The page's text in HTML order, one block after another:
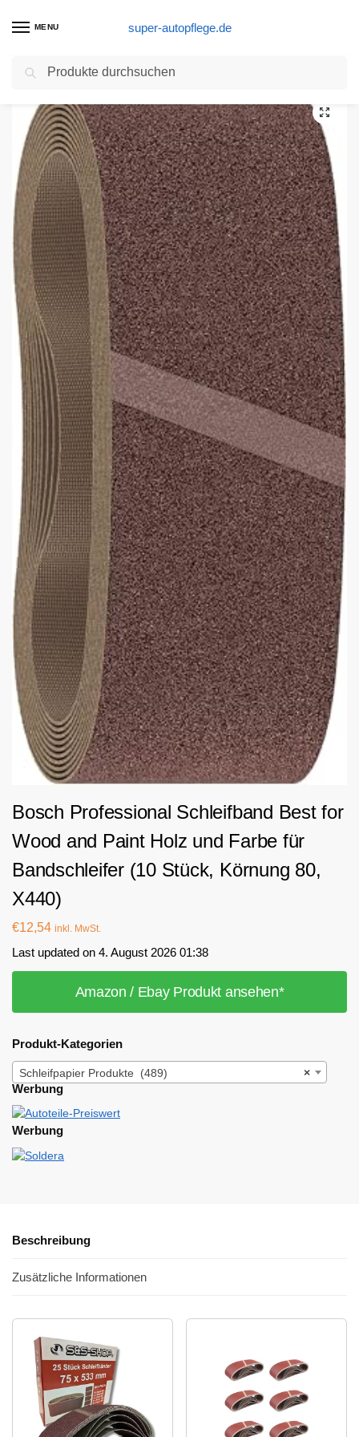
MENU super-autopflege.de
Start Schleifpapier Produkte / Bosch Professional Schleifband Best for Wood and Paint Holz und Farbe für Bandschleifer (10 Stück, Körnung 80, X440)
Bosch Professional Schleifband Best for
Wood and Paint Holz und Farbe für
Bandschleifer (10 Stück, Körnung 80,
X440)
€12,54 inkl. MwSt.
Last updated on 4. August 2026 01:38
Amazon / Ebay Produkt ansehen*
Produkt-Kategorien
×
Schleifpapier Produkte (489)
Werbung
Werbung
Beschreibung
Zusätzliche Informationen